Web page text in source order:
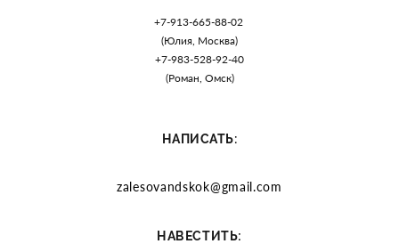
+7-913-665-88-02
(Юлия, Москва)
+7-983-528-92-40
(Роман, Омск)
НАПИСАТЬ:
zalesovandskok@gmail.com
НАВЕСТИТЬ: